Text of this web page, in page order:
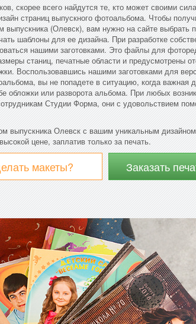
скорее всего найдутся те, кто может своими
страниц выпускного фотоальбома. Чтобы
выпускника (Олевск), вам нужно на сайте выбрать
шаблоны для ее дизайна. При разработке
нашими заготовками. Это файлы для
станиц, печатные области и предусмотрены
Воспользовавшись нашими заготовками для
вы не попадете в ситуацию, когда важная
обложки или разворота альбома. При любых
Студии Форма, они с удовольствием
выпускника Олевск с вашим уникальным
цене, заплатив только за печать.
макеты? Заказать